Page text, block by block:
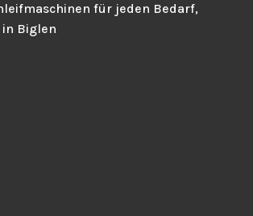
für jeden Bedarf,
in Biglen